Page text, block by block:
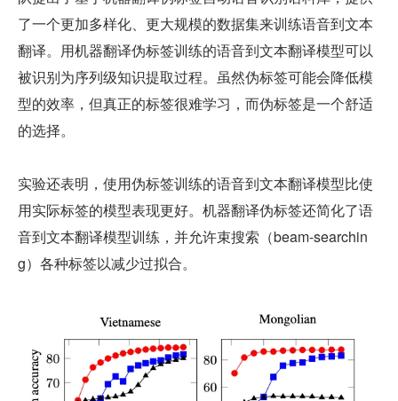
了一个更加多样化、更大规模的数据集来训练语音到文本
翻译。用机器翻译伪标签训练的语音到文本翻译模型可以
被识别为序列级知识提取过程。虽然伪标签可能会降低模
型的效率，但真正的标签很难学习，而伪标签是一个舒适
的选择。
实验还表明，使用伪标签训练的语音到文本翻译模型比使
用实际标签的模型表现更好。机器翻译伪标签还简化了语
音到文本翻译模型训练，并允许束搜索（beam-searchin
g）各种标签以减少过拟合。